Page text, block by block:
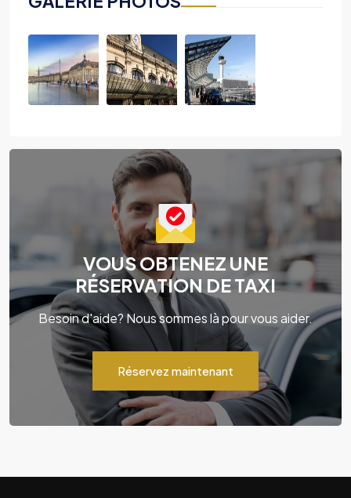
VOUS OBTENEZ UNE
RÉSERVATION DE TAXI
Besoin d'aide? Nous sommes là pour vous aider.
Réservez maintenant